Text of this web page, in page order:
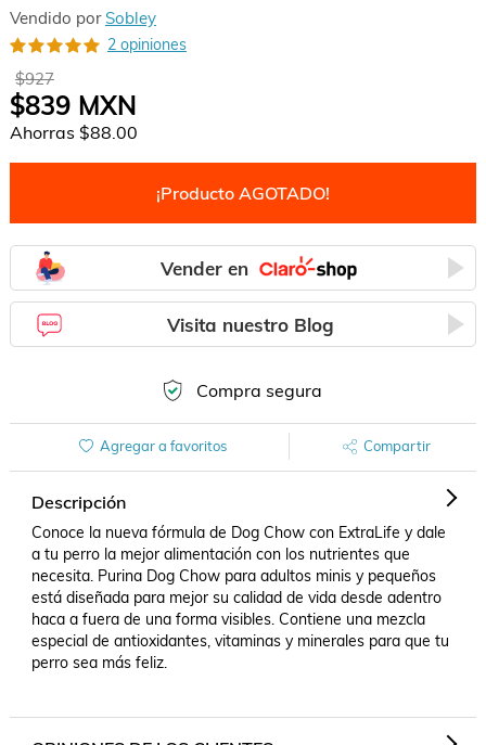
Vendido por Sobley
2 opiniones
$927
$839MXN
Ahorras $88.00
¡Producto AGOTADO!
Vender en
Visita nuestro Blog
Compra segura
Agregar a favoritos Compartir
Descripción
Conoce la nueva fórmula de Dog Chow con ExtraLife y dale
a tu perro la mejor alimentación con los nutrientes que
necesita. Purina Dog Chow para adultos minis y pequeños
está diseñada para mejor su calidad de vida desde adentro
haca a fuera de una forma visibles. Contiene una mezcla
especial de antioxidantes, vitaminas y minerales para que tu
perro sea más feliz.